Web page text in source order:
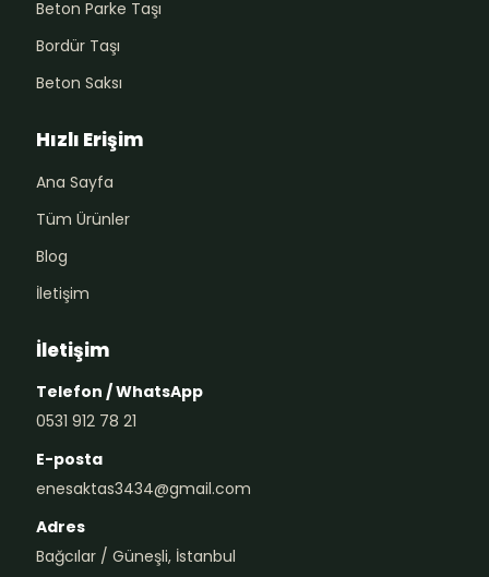
Beton Parke Taşı
Bordür Taşı
Beton Saksı
Hızlı Erişim
Ana Sayfa
Tüm Ürünler
Blog
İletişim
İletişim
Telefon / WhatsApp
0531 912 78 21
E-posta
enesaktas3434@gmail.com
Adres
Bağcılar / Güneşli, İstanbul